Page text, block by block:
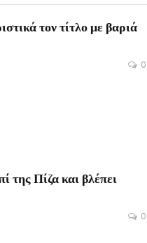
τον τίτλο με βαριά
0
της Πίζα και βλέπει
0